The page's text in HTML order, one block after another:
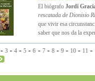
El biógrafo Jordi
rescatada de Dionisio
que vivir esa
saber que nos da la
-3 -4 -5 -6 - 7- 8- 9- 10- 11 -